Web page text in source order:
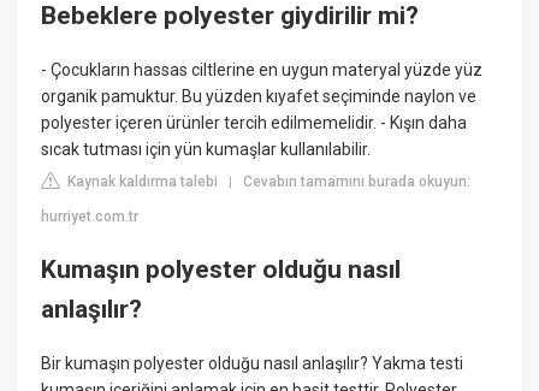
Bebeklere polyester giydirilir mi?
- Çocukların hassas ciltlerine en uygun materyal yüzde yüz
organik pamuktur. Bu yüzden kıyafet seçiminde naylon ve
polyester içeren ürünler tercih edilmemelidir. - Kışın daha
sıcak tutması için yün kumaşlar kullanılabilir.
Kaynak kaldırma talebi |Cevabın tamamını burada okuyun:
hurriyet.com.tr
Kumaşın polyester olduğu nasıl
anlaşılır?
Bir kumaşın polyester olduğu nasıl anlaşılır? Yakma testi